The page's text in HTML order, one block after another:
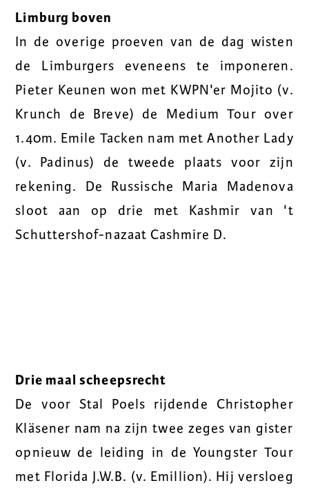
Limburg boven
In de overige proeven van de dag wisten
de Limburgers eveneens te imponeren.
Pieter Keunen won met KWPN'er Mojito (v.
Krunch de Breve) de Medium Tour over
1.40m. Emile Tacken nam met Another Lady
(v. Padinus) de tweede plaats voor zijn
rekening. De Russische Maria Madenova
sloot aan op drie met Kashmir van 't
Schuttershof-nazaat Cashmire D.
Drie maal scheepsrecht
De voor Stal Poels rijdende Christopher
Kläsener nam na zijn twee zeges van gister
opnieuw de leiding in de Youngster Tour
met Florida J.W.B. (v. Emillion). Hij versloeg